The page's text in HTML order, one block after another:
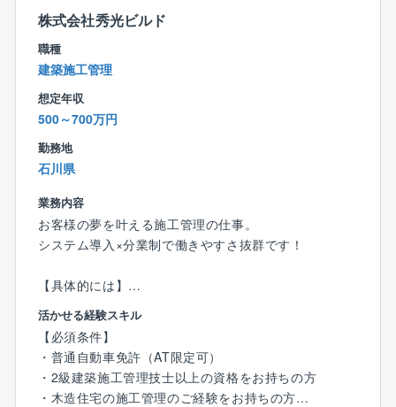
住まいづくりを行っています。
また、社内のさまざまな部署と連携するポジション！
他職種のメンバーとも交流が多いため、わからないこ
とがあればなんでも相談できる環境です。
全国展開という利点を活かし、他支店のインテリアコ
ーディネーターとも盛んに情報交換を行うことで、よ
り成長できる魅力があります。
＜入社後の流れ＞
入社後はOJT研修を中心に、業務の流れや同社の考え
方や特長などをレクチャーしていきます。
先輩社員と一緒にまずは1件の案件を進めていき、打ち
合わせの仕方やプレゼンボードの作成方法、現場監督
への引継ぎ方などを学びます。
わからないことがあれば周りがサポートする環境なの
で気軽に周囲へ質問してください！
未経験からスタートした先輩もたくさんいるため、安
心してスタートすることができます！
また、本人の能力とやる気次第でスピード感持って昇
格できる魅力が同社にはあります。
株式会社秀光ビルド
職種
建築施工管理
想定年収
500～700万円
勤務地
石川県
業務内容
お客様の夢を叶える施工管理の仕事。
システム導入×分業制で働きやすさ抜群です！
【具体的には】
・営業からお客様を引き継ぎ、施工の打ち合わせ
・職人の手配や資材の発注を実施
・着工したら現場で品質・工程・安全管理を担当
・約3～4ヶ月で完成。引き渡しが無事に進めば、1案件
完了！
活かせる経験スキル
【必須条件】
・普通自動車免許（AT限定可）
・2級建築施工管理技士以上の資格をお持ちの方
・木造住宅の施工管理のご経験をお持ちの方